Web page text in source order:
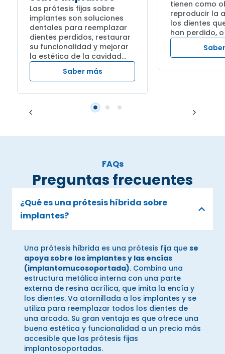
Las prótesis fijas sobre
implantes son soluciones
dentales para reemplazar
dientes perdidos, restaurar
su funcionalidad y mejorar
la estética de la cavidad...
Saber más
tienen como
reproducir la
los dientes
han perdido,
FAQs
Preguntas frecuentes
¿Qué es una prótesis híbrida sobre
implantes?
Una prótesis híbrida es una prótesis fija que se
apoya sobre los implantes y las encías
(implantomucosoportada). Combina una
estructura metálica interna con una parte
externa de resina acrílica, que imita la encía y
los dientes. Va atornillada a los implantes y se
utiliza para reemplazar todos los dientes de
una arcada. Su gran ventaja es que ofrece una
buena estética y funcionalidad a un precio más
accesible que las prótesis fijas
implantosoportadas.